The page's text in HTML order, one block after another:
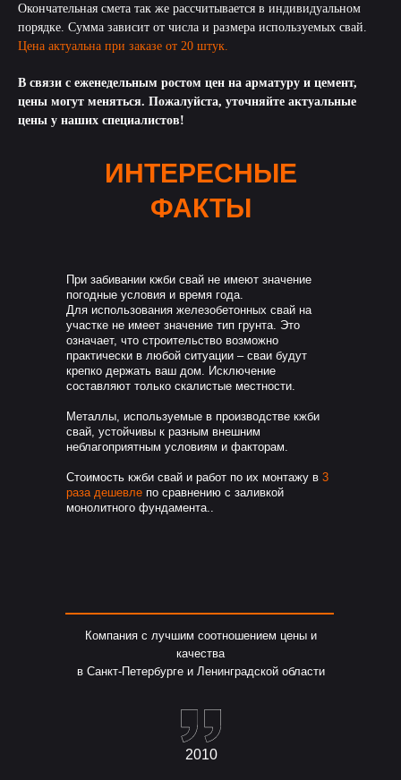
Окончательная смета так же рассчитывается в индивидуальном
порядке. Сумма зависит от числа и размера используемых свай.
Цена актуальна при заказе от 20 штук.
В связи с еженедельным ростом цен на арматуру и цемент,
цены могут меняться. Пожалуйста, уточняйте актуальные
цены у наших специалистов!
При забивании кжби свай не имеют значение
погодные условия и время года.
Для использования железобетонных свай на
участке не имеет значение тип грунта. Это
означает, что строительство возможно
практически в любой ситуации – сваи будут
крепко держать ваш дом. Исключение
составляют только скалистые местности.
Металлы, используемые в производстве кжби
свай, устойчивы к разным внешним
неблагоприятным условиям и факторам.
Стоимость кжби свай и работ по их монтажу в 3
раза дешевле по сравнению с заливкой
монолитного фундамента..
ИНТЕРЕСНЫЕ
ФАКТЫ
Компания с лучшим соотношением цены и
качества
в Санкт-Петербурге и Ленинградской области
2010